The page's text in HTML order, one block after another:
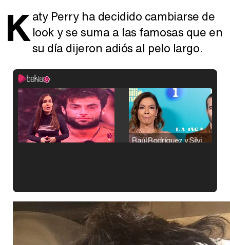
Katy Perry ha decidido cambiarse de
look y se suma a las famosas que en
su día dijeron adiós al pelo largo.
Raúl Rodríguez y Silvia Taulés nos cuentan su papel en 'La familia de la tele'
Kiko Matamoros y Lydia Lozano: "Nuestro público es de todas las edades y RTVE tiene un público muy pegado a las novelas, al que tenemos que captar"